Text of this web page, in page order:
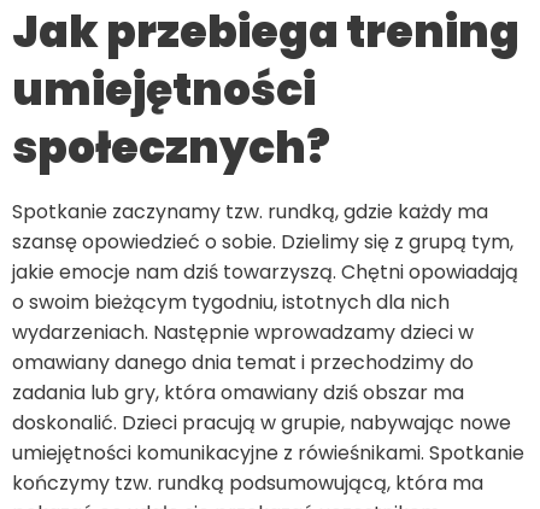
Jak przebiega trening
umiejętności
społecznych?
Spotkanie zaczynamy tzw. rundką, gdzie każdy ma
szansę opowiedzieć o sobie. Dzielimy się z grupą tym,
jakie emocje nam dziś towarzyszą. Chętni opowiadają
o swoim bieżącym tygodniu, istotnych dla nich
wydarzeniach. Następnie wprowadzamy dzieci w
omawiany danego dnia temat i przechodzimy do
zadania lub gry, która omawiany dziś obszar ma
doskonalić. Dzieci pracują w grupie, nabywając nowe
umiejętności komunikacyjne z rówieśnikami. Spotkanie
kończymy tzw. rundką podsumowującą, która ma